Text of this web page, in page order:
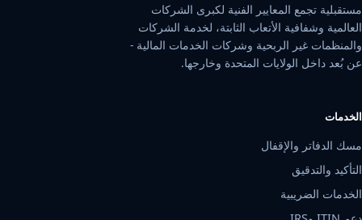
مستقبلية تجمع المعايير الفنية لكبرى الشركات
العالمية وشفافية الأتعاب الثابتة، لخدمة الشركات
والمنظمات غير الربحية وشركات الخدمات المالية -
عن بُعد داخل الولايات المتحدة وخارجها.
الخدمات
مسك الدفاتر والإقفال
التأكيد والتدقيق
الخدمات الضريبية